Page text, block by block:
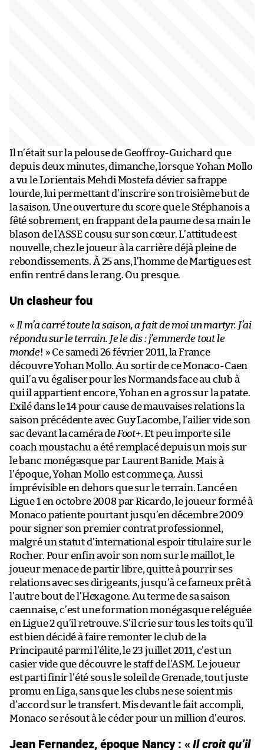
Il n’était sur la pelouse de Geoffroy-Guichard que
depuis deux minutes, dimanche, lorsque Yohan Mollo
a vu le Lorientais Mehdi Mostefa dévier sa frappe
lourde, lui permettant d’inscrire son troisième but de
la saison. Une ouverture du score que le Stéphanois a
fêté sobrement, en frappant de la paume de sa main le
blason de l’ASSE cousu sur son cœur. L’attitude est
nouvelle, chez le joueur à la carrière déjà pleine de
rebondissements. À 25 ans, l’homme de Martigues est
enfin rentré dans le rang. Ou presque.
Un clasheur fou
« Il m’a carré toute la saison, a fait de moi un martyr. J’ai
répondu sur le terrain. Je le dis : j’emmerde tout le
monde! » Ce samedi 26 février 2011, la France
découvre Yohan Mollo. Au sortir de ce Monaco-Caen
qui l’a vu égaliser pour les Normands face au club à
qui il appartient encore, Yohan en a gros sur la patate.
Exilé dans le 14 pour cause de mauvaises relations la
saison précédente avec Guy Lacombe, l’ailier vide son
sac devant la caméra deFoot+. Et peu importe si le
coach moustachu a été remplacé depuis un mois sur
le banc monégasque par Laurent Banide. Mais à
l’époque, Yohan Mollo est comme ça. Aussi
imprévisible en dehors que sur le terrain. Lancé en
Ligue 1 en octobre 2008 par Ricardo, le joueur formé à
Monaco patiente pourtant jusqu’en décembre 2009
pour signer son premier contrat professionnel,
malgré un statut d’international espoir titulaire sur le
Rocher. Pour enfin avoir son nom sur le maillot, le
joueur menace de partir libre, quitte à pourrir ses
relations avec ses dirigeants, jusqu’à ce fameux prêt à
l’autre bout de l’Hexagone. Au terme de sa saison
caennaise, c’est une formation monégasque reléguée
en Ligue 2 qu’il retrouve. S’il crie sur tous les toits qu’il
est bien décidé à faire remonter le club de la
Principauté parmi l’élite, le 23 juillet 2011, c’est un
casier vide que découvre le staff de l’ASM. Le joueur
est parti finir l’été sous le soleil de Grenade, tout juste
promu en Liga, sans que les clubs ne se soient mis
d’accord sur le transfert. Mis devant le fait accompli,
Monaco se résout à le céder pour un million d’euros.
Jean Fernandez, époque Nancy : «Il croit qu’il